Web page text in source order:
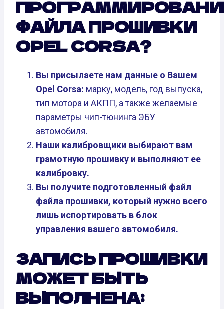
ФАЙЛА ПРОШИВКИ
OPEL CORSA?
Вы присылаете нам данные о Вашем
Opel Corsa: марку, модель, год выпуска,
тип мотора и АКПП, а также желаемые
параметры чип-тюнинга ЭБУ
автомобиля.
Наши калибровщики выбирают вам
грамотную прошивку и выполняют ее
калибровку.
Вы получите подготовленный файл
файла прошивки, который нужно всего
лишь испортировать в блок
управления вашего автомобиля.
ЗАПИСЬ ПРОШИВКИ
МОЖЕТ БЫТЬ
ВЫПОЛНЕНА: